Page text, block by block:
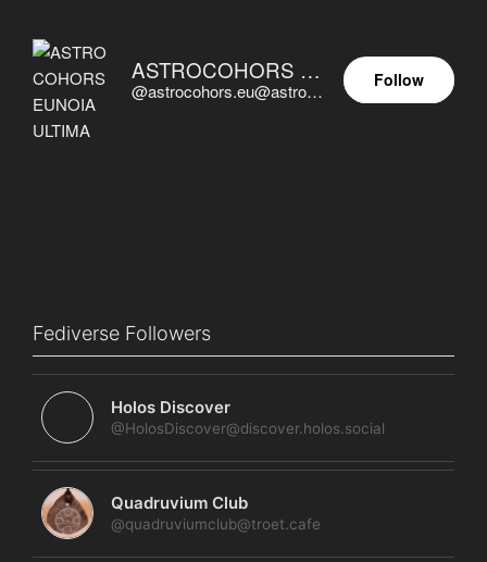
ASTROCOHORS EUNOIA ULTIMA
@astrocohors.eu@astrocohors.eu
Follow
Fediverse Followers
Holos Discover
@HolosDiscover@discover.holos.social
Quadruvium Club
@quadruviumclub@troet.cafe